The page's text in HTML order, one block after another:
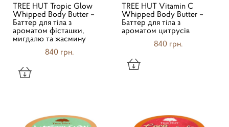
TREE HUT Tropic Glow
Whipped Body Butter –
Баттер для тіла з
ароматом фісташки,
мигдалю та жасмину
840 грн.
TREE HUT Vitamin C
Whipped Body Butter –
Баттер для тіла з
ароматом цитрусів
840 грн.